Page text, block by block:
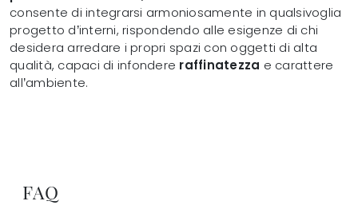
consente di integrarsi armoniosamente in qualsivoglia
progetto d’interni, rispondendo alle esigenze di chi
desidera arredare i propri spazi con oggetti di alta
qualità, capaci di infondere raffinatezza e carattere
all’ambiente.
FAQ